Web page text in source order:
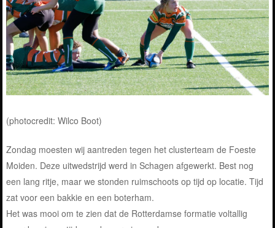
(photocredit: Wilco Boot)
Zondag moesten wij aantreden tegen het clusterteam de Foeste
Moiden. Deze uitwedstrijd werd in Schagen afgewerkt. Best nog
een lang ritje, maar we stonden ruimschoots op tijd op locatie. Tijd
zat voor een bakkie en een boterham.
Het was mooi om te zien dat de Rotterdamse formatie voltallig